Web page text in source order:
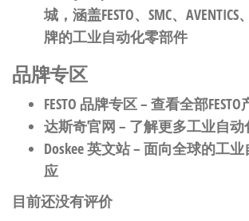
城，涵盖FESTO、SMC、AVENTICS
牌的工业自动化零部件
品牌专区
FESTO 品牌专区– 查看全部FESTO
达斯奇官网 – 了解更多工业自
Doskee 英文站– 面向全球的工
应
目前还没有评价